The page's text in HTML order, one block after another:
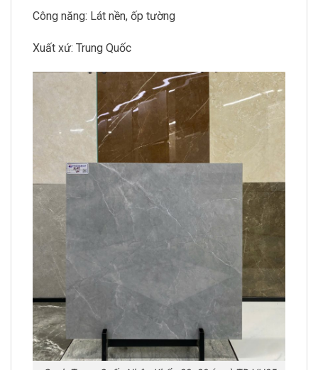
Công năng: Lát nền, ốp tường
Xuất xứ: Trung Quốc